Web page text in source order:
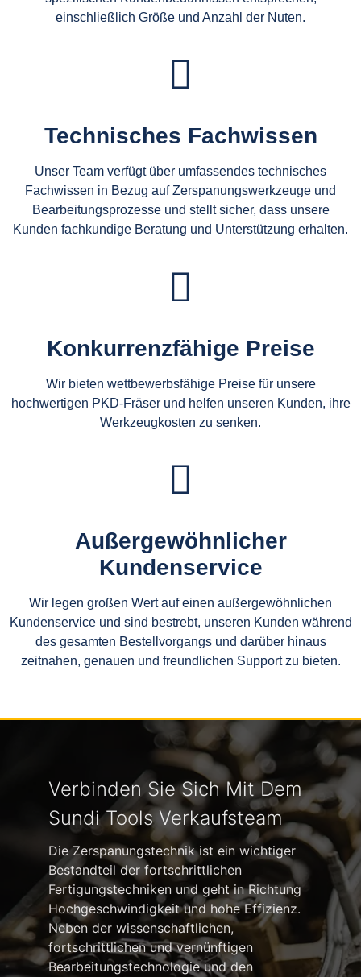
einschließlich Größe und Anzahl der Nuten.
Technisches Fachwissen
Unser Team verfügt über umfassendes technisches
Fachwissen in Bezug auf Zerspanungswerkzeuge und
Bearbeitungsprozesse und stellt sicher, dass unsere
Kunden fachkundige Beratung und Unterstützung erhalten.
Konkurrenzfähige Preise
Wir bieten wettbewerbsfähige Preise für unsere
hochwertigen PKD-Fräser und helfen unseren Kunden, ihre
Werkzeugkosten zu senken.
Außergewöhnlicher
Kundenservice
Wir legen großen Wert auf einen außergewöhnlichen
Kundenservice und sind bestrebt, unseren Kunden während
des gesamten Bestellvorgangs und darüber hinaus
zeitnahen, genauen und freundlichen Support zu bieten.
Verbinden Sie Sich Mit Dem
Sundi Tools Verkaufsteam
Die Zerspanungstechnik ist ein wichtiger
Bestandteil der fortschrittlichen
Fertigungstechniken und geht in Richtung
Hochgeschwindigkeit und hohe Effizienz.
Neben der wissenschaftlichen,
fortschrittlichen und vernünftigen
Bearbeitungstechnologie und den